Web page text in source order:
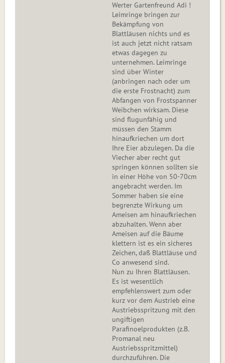
Werter Gartenfreund Adi !
Leimringe bringen zur
Bekämpfung von
Blattläusen nichts und es
ist auch jetzt nicht ratsam
etwas dagegen zu
unternehmen. Leimringe
sind über Winter
(anbringen nach oder um
die erste Frostnacht) zum
Abfangen von Frostspanner
Weibchen wirksam. Diese
sind flugunfähig und
müssen den Stamm
hinaufkriechen um dort
Ihre Eier abzulegen. Da die
Viecher aber recht gut
springen können sollten sie
in einer Höhe von 50-70cm
angebracht werden. Im
Sommer haben sie eine
begrenzte Wirkung um
Ameisen am hinaufkriechen
abzuhalten. Wenn aber
Ameisen auf die Bäume
klettern ist es ein sicheres
Zeichen, daß Blattläuse und
Co anwesend sind.
Nun zu Ihren Blattläusen.
Es ist wesentlich
empfehlenswert zum oder
kurz vor dem Austrieb eine
Austriebsspritzung mit den
ungiftigen
Parafinoelprodukten (z.B.
Promanal neu
Austriebsspritzmittel)
durchzuführen. Die